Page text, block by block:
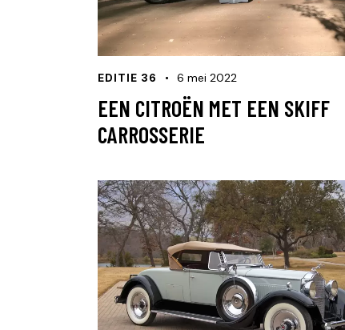
EDITIE 36 6 mei 2022
EEN CITROËN MET EEN SKIFF
CARROSSERIE